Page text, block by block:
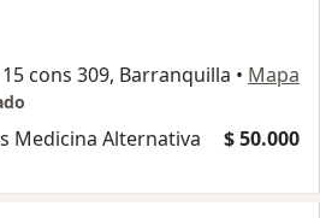
15 cons 309, Barranquilla • Mapa
Medicina Alternativa $ 50.000